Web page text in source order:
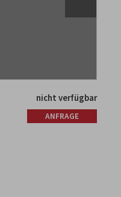
nicht verfügbar
ANFRAGE